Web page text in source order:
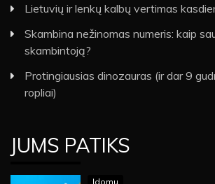
Lietuvių ir lenkų kalbų vertimas
Skambina nežinomas numeris: kaip
skambintoją?
Protingiausias dinozauras (ir dar 9
ropliai)
JUMS PATIKS
Įdomu